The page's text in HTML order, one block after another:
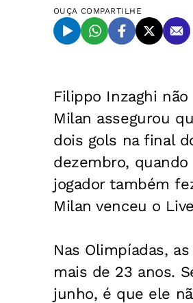
OUÇA COMPARTILHE
Filippo Inzaghi
Milan assegurou
dois gols na final
dezembro,
jogador também
Milan venceu o
Nas Olimpíadas,
mais de 23 anos.
junho, é que ele